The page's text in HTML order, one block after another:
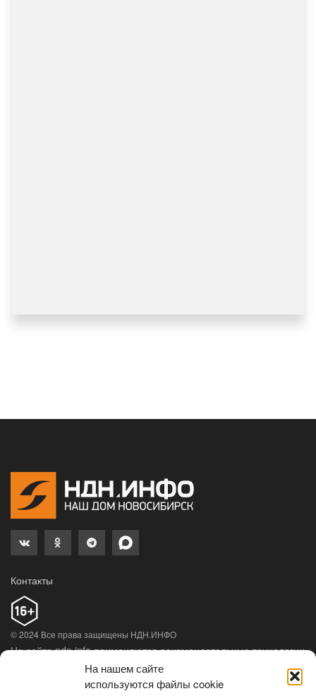
На нашем сайте
используются файлы cookie
Контакты
© 2024 Все права защищены НДН.ИНФО
На сайте ndn.info применяются рекомендательные технологии
(информационные технологии предоставления информации
на основе сбора, систематизации и анализа сведений,